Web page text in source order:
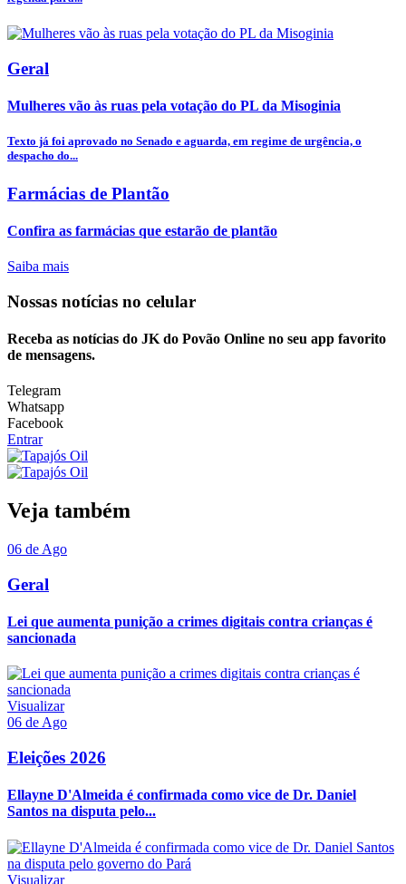
Geral
Mulheres vão às ruas pela votação do PL da Misoginia
Texto já foi aprovado no Senado e aguarda, em regime de urgência, o
despacho do...
Farmácias de Plantão
Confira as farmácias que estarão de plantão
Saiba mais
Nossas notícias no celular
Receba as notícias do JK do Povão Online no seu app favorito
de mensagens.
Telegram
Whatsapp
Facebook
Entrar
Veja também
06 de Ago
Geral
Lei que aumenta punição a crimes digitais contra crianças é
sancionada
Visualizar
06 de Ago
Eleições 2026
Ellayne D'Almeida é confirmada como vice de Dr. Daniel
Santos na disputa pelo...
Visualizar